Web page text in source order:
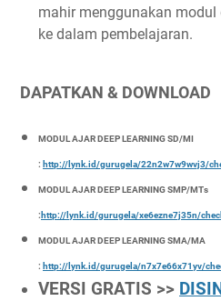
mahir menggunakan
ke dalam pembelajaran.
DAPATKAN & DOWNLOAD
MODUL AJAR DEEP LEARNING SD/MI
: http://lynk.id/gurugela/22n2w7w9wvj3/
MODUL AJAR DEEP LEARNING SMP/MTs
: http://lynk.id/gurugela/xe6ezne7j35n/
MODUL AJAR DEEP LEARNING SMA/MA
: http://lynk.id/gurugela/n7x7e66x71yv/
VERSI GRATIS >> DISINI